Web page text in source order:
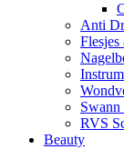
Anti
RVS
Beauty